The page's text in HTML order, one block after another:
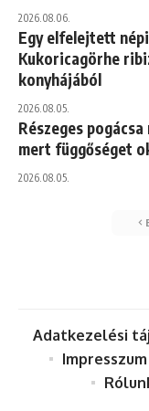
2026.08.06.
Egy elfelejtett
Kukoricagörhe
konyhájából
2026.08.05.
Részeges
mert függőséget
2026.08.05.
Adatkezelési
Impresszum